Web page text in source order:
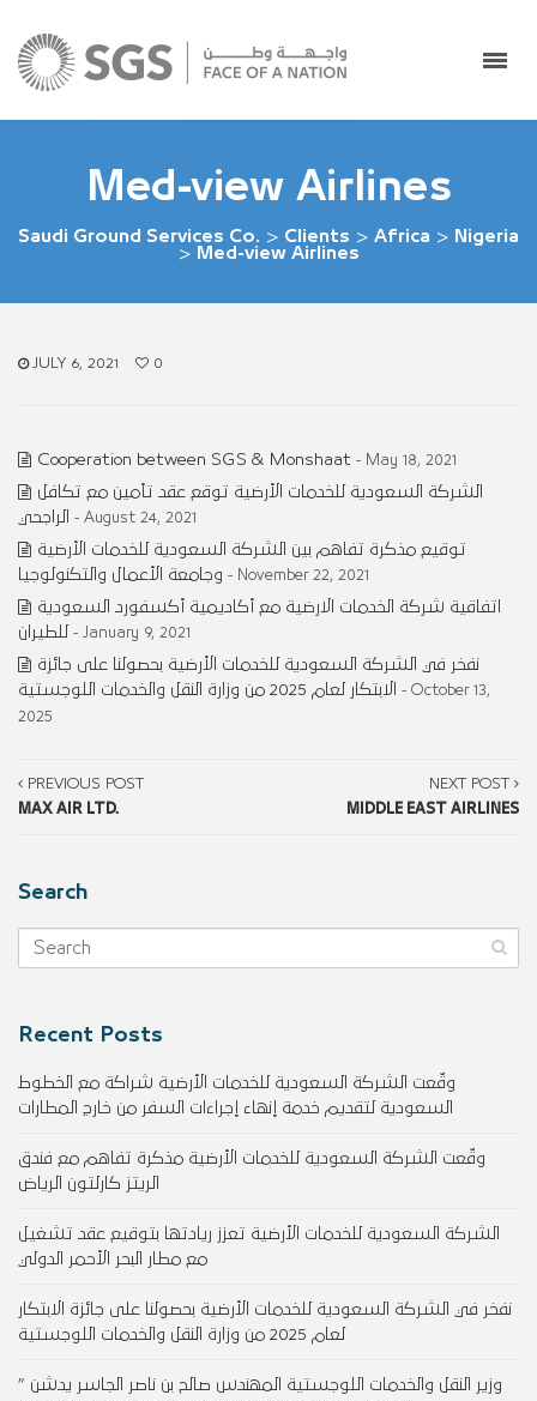
Med-view Airlines
Saudi Ground Services Co. > Clients > Africa > Nigeria
> Med-view Airlines
JULY 6, 2021 0
Cooperation between SGS & Monshaat - May 18, 2021
الشركة السعودية للخدمات الأرضية توقع عقد تأمين مع تكافل
الراجحي
- August 24, 2021
توقيع مذكرة تفاهم بين الشركة السعودية للخدمات الأرضية
وجامعة الأعمال والتكنولوجيا - November 22, 2021
اتفاقية شركة الخدمات الارضية مع أكاديمية أكسفورد السعودية
للطيران
- January 9, 2021
نفخر في الشركة السعودية للخدمات الأرضية بحصولنا على جائزة
الابتكار لعام 2025 من وزارة النقل والخدمات اللوجستية
- October 13,
2025
PREVIOUS POST
MAX AIR LTD.
NEXT POST
MIDDLE EAST AIRLINES
Search
Recent Posts
وقّعت الشركة السعودية للخدمات الأرضية شراكة مع الخطوط
السعودية لتقديم خدمة إنهاء إجراءات السفر من خارج المطارات
وقّعت الشركة السعودية للخدمات الأرضية مذكرة تفاهم مع فندق
الريتز كارلتون الرياض
الشركة السعودية للخدمات الأرضية تعزز ريادتها بتوقيع عقد تشغيل
مع مطار البحر الأحمر الدولي
نفخر في الشركة السعودية للخدمات الأرضية بحصولنا على جائزة الابتكار
لعام 2025 من وزارة النقل والخدمات اللوجستية
وزير النقل والخدمات اللوجستية المهندس صالح بن ناصر الجاسر يدشن ”